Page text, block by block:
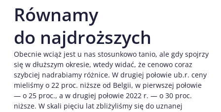
Równamy
do najdroższych
Obecnie wciąż jest u nas stosunkowo tanio, ale gdy spojrzy
się w dłuższym okresie, wtedy widać, że cenowo coraz
szybciej nadrabiamy różnice. W drugiej połowie ub.r. ceny
mieliśmy o 22 proc. niższe od Belgii, w pierwszej połowie
— o 25 proc., a w drugiej połowie 2022 r. — o 30 proc.
niższe. W skali pięciu lat zbliżyliśmy się do uznanej